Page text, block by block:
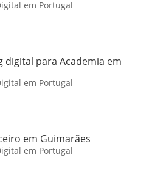
em Portugal
digital para Academia em
em Portugal
em Guimarães
em Portugal